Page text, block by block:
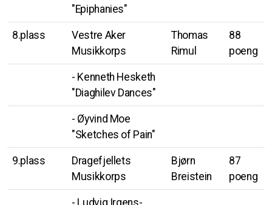
"Epiphanies"
8.plass
Vestre Aker
Musikkorps
Thomas
Rimul
88
poeng
- Kenneth Hesketh
"Diaghilev Dances"
- Øyvind Moe
"Sketches of Pain"
9.plass
Dragefjellets
Musikkorps
Bjørn
Breistein
87
poeng
- Ludvig Irgens-